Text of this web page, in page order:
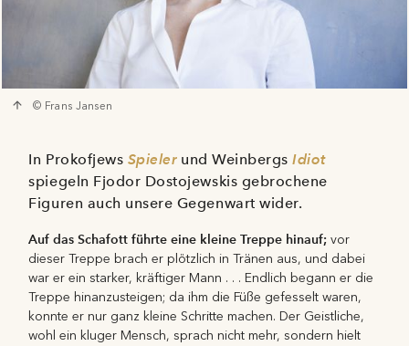
© Frans Jansen
In Prokofjews Spielerund WeinbergsIdiot
spiegeln Fjodor Dostojewskis gebrochene
Figuren auch unsere Gegenwart wider.
Auf das Schafott führte eine kleine Treppe hinauf; vor
dieser Treppe brach er plötzlich in Tränen aus, und dabei
war er ein starker, kräftiger Mann . . . Endlich begann er die
Treppe hinanzusteigen; da ihm die Füße gefesselt waren,
konnte er nur ganz kleine Schritte machen. Der Geistliche,
wohl ein kluger Mensch, sprach nicht mehr, sondern hielt